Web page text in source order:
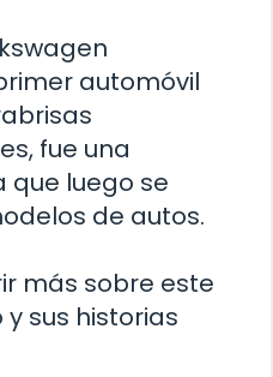
automóvil
fue una
que luego se
de autos.
más sobre este
sus historias